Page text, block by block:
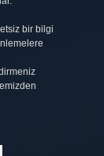
bir bilgi